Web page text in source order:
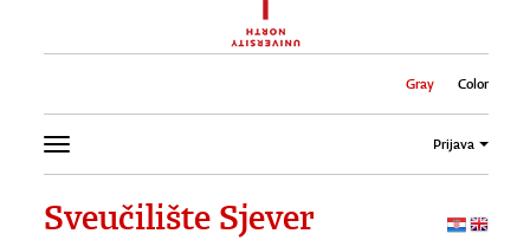
Color
Gray
Prijava
Sveučilište Sjever